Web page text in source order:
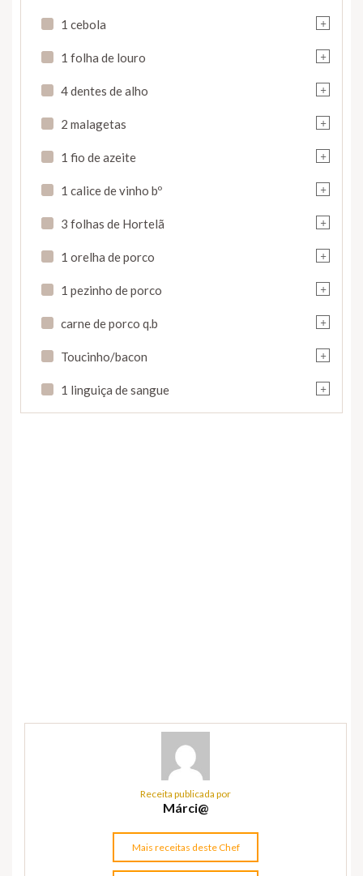
+
1 cebola
+
1 folha de louro
+
4 dentes de alho
+
2 malagetas
+
1 fio de azeite
+
1 calice de vinho bº
+
3 folhas de Hortelã
+
1 orelha de porco
+
1 pezinho de porco
+
carne de porco q.b
+
Toucinho/bacon
+
1 linguiça de sangue
Receita publicada por
Márci@
Mais receitas deste Chef